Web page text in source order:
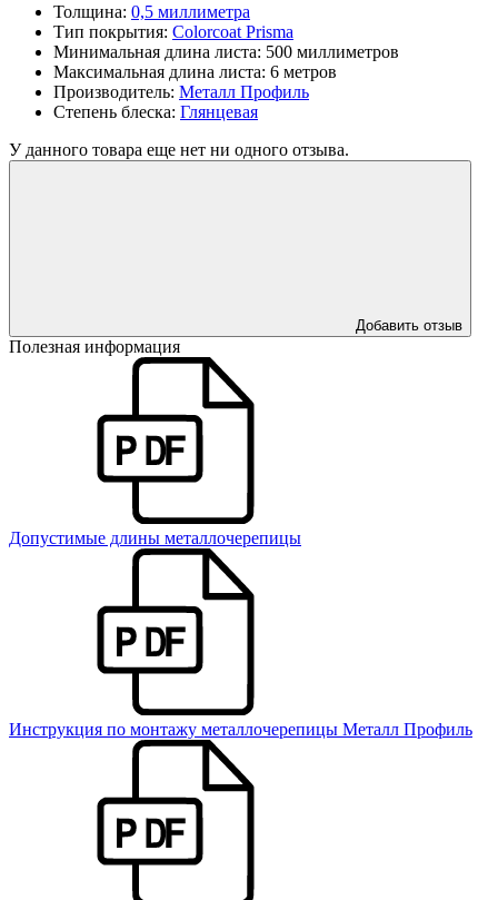
Толщина: 0,5 миллиметра
Тип покрытия: Colorcoat Prisma
Минимальная длина листа: 500 миллиметров
Максимальная длина листа: 6 метров
Производитель: Металл Профиль
Степень блеска: Глянцевая
У данного товара еще нет ни одного отзыва.
Добавить отзыв
Полезная информация
Допустимые длины металлочерепицы
Инструкция по монтажу металлочерепицы Металл Профиль